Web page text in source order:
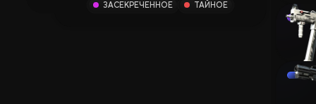
Крипто-сайты
ЗАСЕКРЕЧЕННОЕ
ТАЙНОЕ